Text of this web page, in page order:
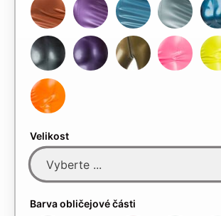
Velikost
Barva obličejové části